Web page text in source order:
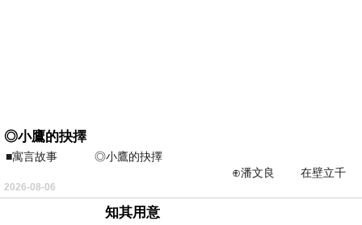
◎小鷹的抉擇
■寓言故事 ◎小鷹的抉擇
⊕潘文良 在壁立千
仞的懸崖上，有一座遮天蔽
2026-08-06
知其用意